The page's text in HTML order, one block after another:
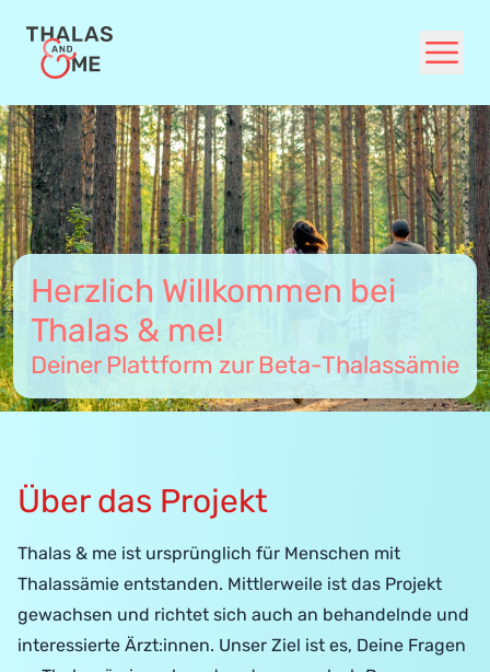
Unsere Themen
FAQ
Herzlich Willkommen bei
Thalas & me!
Deiner Plattform zur Beta-Thalassämie
Über das Projekt
Thalas & me ist ursprünglich für Menschen mit
Thalassämie entstanden. Mittlerweile ist das Projekt
gewachsen und richtet sich auch an behandelnde und
interessierte Ärzt:innen. Unser Ziel ist es, Deine Fragen